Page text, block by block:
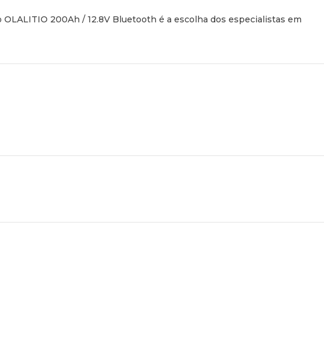
200Ah / 12.8V Bluetooth é a escolha dos especialistas em